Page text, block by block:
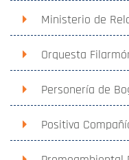
Ministerio de
Orquesta
Personería de
Positiva